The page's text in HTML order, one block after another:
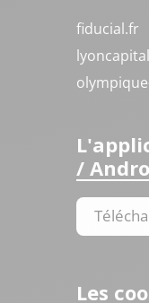
fiducial.fr
/
Les